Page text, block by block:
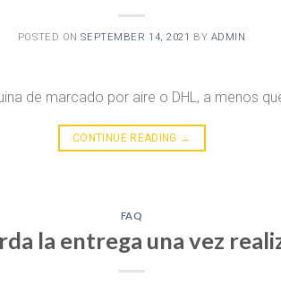
POSTED ONSEPTEMBER 14, 2021 BY ADMIN
de marcado por aire o DHL, a menos
CONTINUE READING →
FAQ
la entrega una vez